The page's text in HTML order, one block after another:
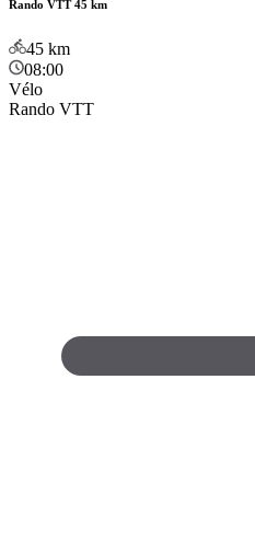
Rando VTT 45 km
45 km
08:00
Vélo
Rando VTT